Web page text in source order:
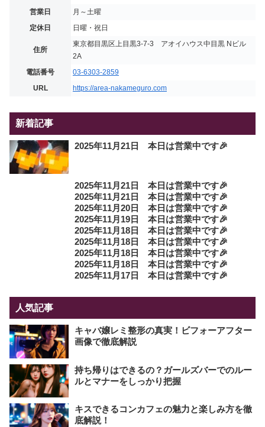
営業日
月～土曜
定休日
日曜・祝日
住所
東京都目黒区上目黒3-7-3 アオイハウス中目黒 Nビル
2A
電話番号
03-6303-2859
URL
https://area-nakameguro.com
新着記事
2025年11月21日 本日は営業中です🎉
2025年11月21日 本日は営業中です🎉
2025年11月21日 本日は営業中です🎉
2025年11月20日 本日は営業中です🎉
2025年11月19日 本日は営業中です🎉
2025年11月18日 本日は営業中です🎉
2025年11月18日 本日は営業中です🎉
2025年11月18日 本日は営業中です🎉
2025年11月18日 本日は営業中です🎉
2025年11月17日 本日は営業中です🎉
人気記事
キャバ嬢レミ整形の真実！ビフォーアフター
画像で徹底解説
持ち帰りはできるの？ガールズバーでのルー
ルとマナーをしっかり把握
キスできるコンカフェの魅力と楽しみ方を徹
底解説！